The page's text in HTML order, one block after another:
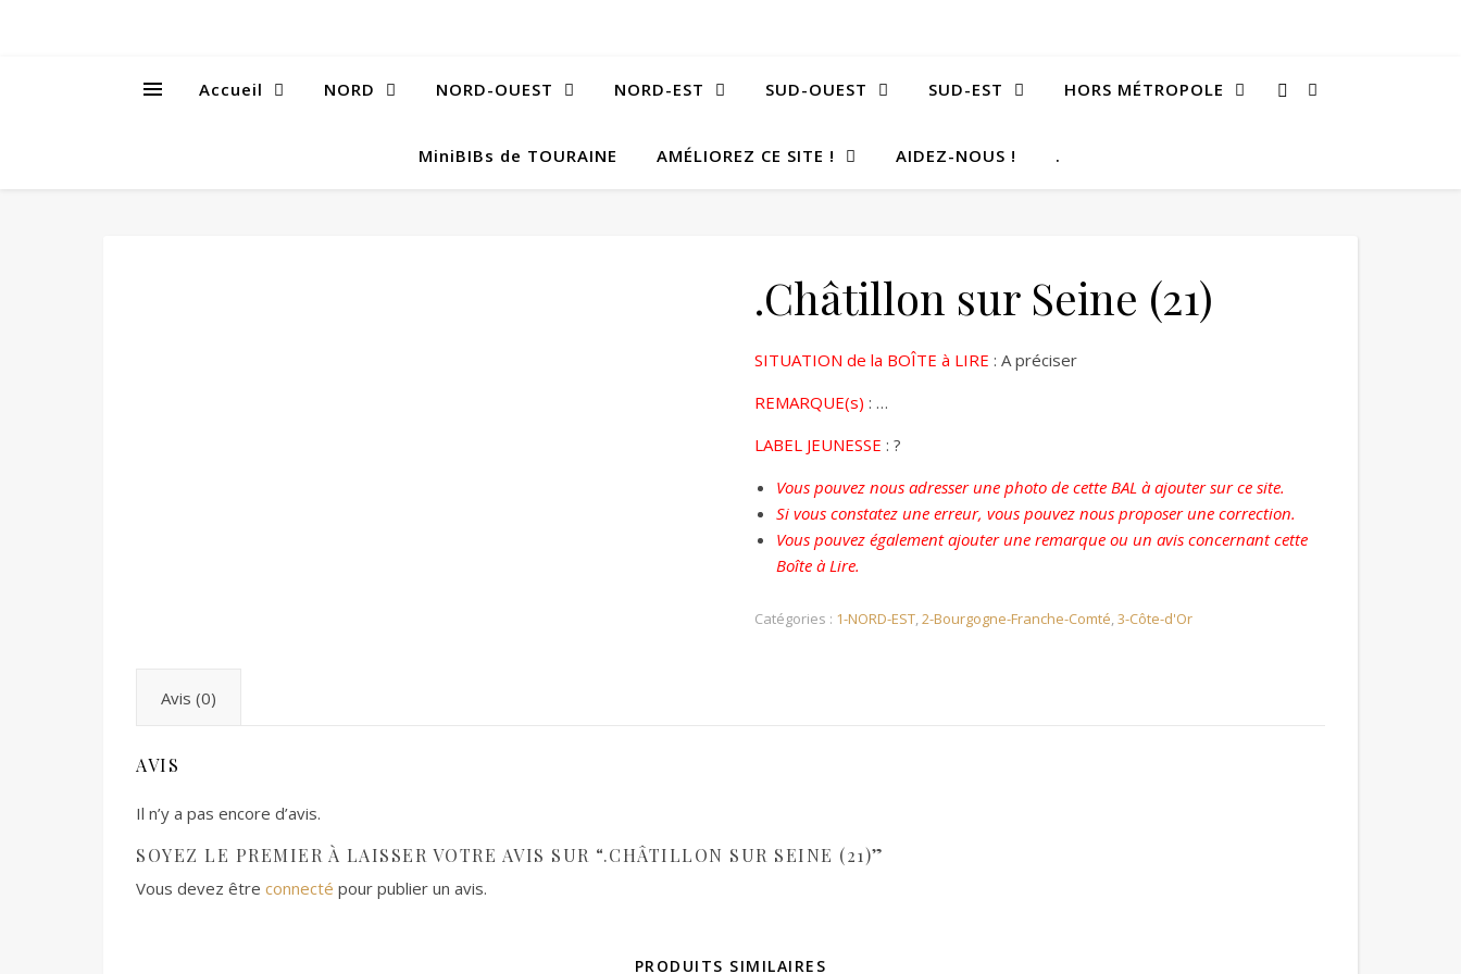
Accueil NORD NORD-OUEST NORD-EST SUD-OUEST SUD-EST HORS MÉTROPOLE
MiniBIBs de TOURAINE AMÉLIOREZ CE SITE ! AIDEZ-NOUS ! .
.Châtillon sur Seine (21)
SITUATION de la BOÎTE à LIRE : A préciser
REMARQUE(s) : …
LABEL JEUNESSE : ?
Vous pouvez nous adresser une photo de cette BAL à ajouter sur ce site.
Si vous constatez une erreur, vous pouvez nous proposer une correction.
Vous pouvez également ajouter une remarque ou un avis concernant cette
Boîte à Lire.
Catégories : 1-NORD-EST,2-Bourgogne-Franche-Comté,3-Côte-d'Or
Avis (0)
AVIS
Il n’y a pas encore d’avis.
SOYEZ LE PREMIER À LAISSER VOTRE AVIS SUR “.CHÂTILLON SUR SEINE (21)”
Vous devez être connecté pour publier un avis.
PRODUITS SIMILAIRES